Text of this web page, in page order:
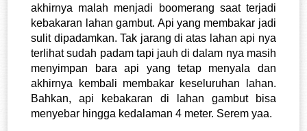
akhirnya malah menjadi boomerang saat terjadi
kebakaran lahan gambut. Api yang membakar jadi
sulit dipadamkan. Tak jarang di atas lahan api nya
terlihat sudah padam tapi jauh di dalam nya masih
menyimpan bara api yang tetap menyala dan
akhirnya kembali membakar keseluruhan lahan.
Bahkan, api kebakaran di lahan gambut bisa
menyebar hingga kedalaman 4 meter. Serem yaa.